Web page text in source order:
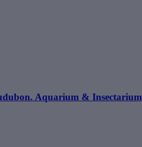
Aquarium & Insectarium